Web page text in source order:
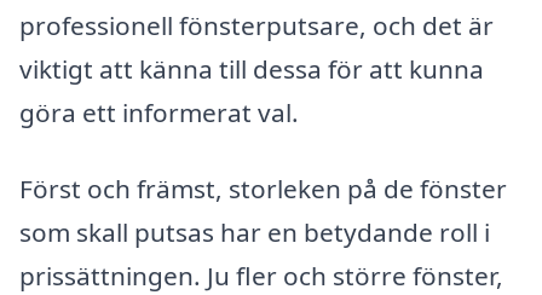
professionell fönsterputsare, och det är
viktigt att känna till dessa för att kunna
göra ett informerat val.
Först och främst, storleken på de fönster
som skall putsas har en betydande roll i
prissättningen. Ju fler och större fönster,